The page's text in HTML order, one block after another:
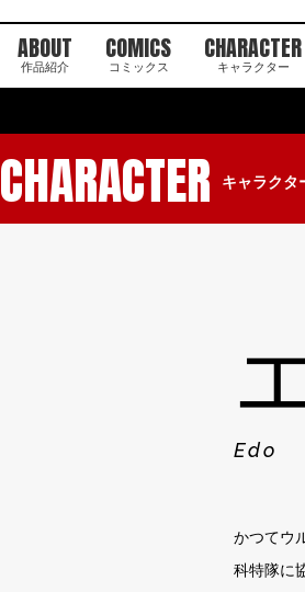
ABOUT
作品紹介
COMICS
コミックス
CHARACTER
キャラクター
CHARACTER キャラクタ
Edo
かつてウ
科特隊に